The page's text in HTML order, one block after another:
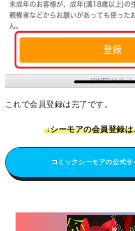
これで会員登録は完了です。
↓シーモアの会員登録
コミックシーモアの公式サ